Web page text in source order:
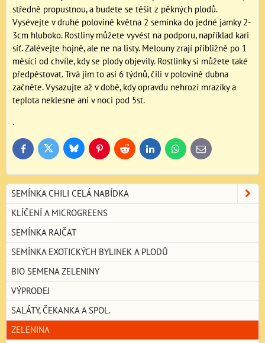
středně propustnou, a budete se těšit z pěkných plodů.
Vysévejte v druhé polovině května 2 semínka do jedné jamky 2-
3cm hluboko. Rostliny můžete vyvést na podporu, například kari
síť. Zalévejte hojně, ale ne na listy. Melouny zrají přibližně po 1
měsíci od chvíle, kdy se plody objevily. Rostlinky si můžete také
předpěstovat. Trvá jim to asi 6 týdnů, čili v polovině dubna
začněte. Vysazujte až v době, kdy opravdu nehrozí mrazíky a
teplota neklesne ani v noci pod 5st.
.
FacebookTwitter BlueskyPinterestReddit LinkedInWhatsApp
E-
mail
SEMÍNKA CHILI CELÁ NABÍDKA
KLÍČENÍ A MICROGREENS
SEMÍNKA RAJČAT
SEMÍNKA EXOTICKÝCH BYLINEK A PLODŮ
BIO SEMENA ZELENINY
VÝPRODEJ
SALÁTY, ČEKANKA A SPOL.
ZELENINA